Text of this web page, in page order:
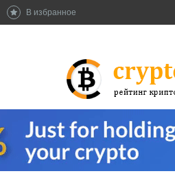
В избранное